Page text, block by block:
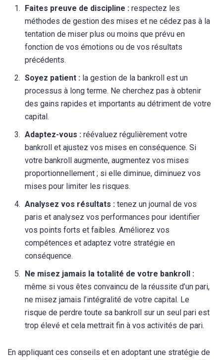
Faites preuve de discipline : respectez les
méthodes de gestion des mises et ne cédez pas à la
tentation de miser plus ou moins que prévu en
fonction de vos émotions ou de vos résultats
précédents.
Soyez patient : la gestion de la bankroll est un
processus à long terme. Ne cherchez pas à obtenir
des gains rapides et importants au détriment de votre
capital.
Adaptez-vous : réévaluez régulièrement votre
bankroll et ajustez vos mises en conséquence. Si
votre bankroll augmente, augmentez vos mises
proportionnellement ; si elle diminue, diminuez vos
mises pour limiter les risques.
Analysez vos résultats : tenez un journal de vos
paris et analysez vos performances pour identifier
vos points forts et faibles. Améliorez vos
compétences et adaptez votre stratégie en
conséquence.
Ne misez jamais la totalité de votre bankroll :
même si vous êtes convaincu de la réussite d’un pari,
ne misez jamais l’intégralité de votre capital. Le
risque de perdre toute sa bankroll sur un seul pari est
trop élevé et cela mettrait fin à vos activités de pari.
En appliquant ces conseils et en adoptant une stratégie de